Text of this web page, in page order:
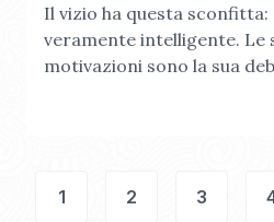
Il vizio ha questa sconfitta:
veramente intelligente. Le
motivazioni sono la sua
1 2 3